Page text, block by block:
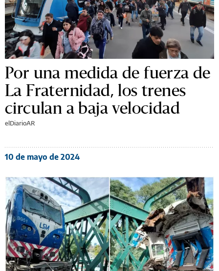
Por una medida de fuerza de
La Fraternidad, los trenes
circulan a baja velocidad
elDiarioAR
10 de mayo de 2024